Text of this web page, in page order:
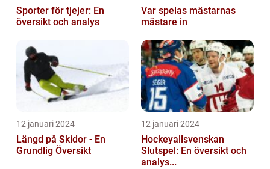
Sporter för tjejer: En
översikt och analys
Var spelas mästarnas
mästare in
12 januari 2024
Längd på Skidor - En
Grundlig Översikt
12 januari 2024
Hockeyallsvenskan
Slutspel: En översikt och
analys...